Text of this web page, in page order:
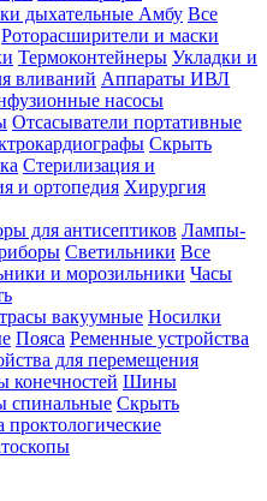
дыхательные Амбу Все
Роторасширители и маски
Термоконтейнеры Укладки и
вливаний Аппараты ИВЛ
насосы
Отсасыватели портативные
Скрыть
Стерилизация и
и ортопедия Хирургия
для антисептиков Лампы-
Светильники Все
и морозильники Часы
вакуумные Носилки
Пояса Ременные устройства
для перемещения
конечностей Шины
Скрыть
проктологические